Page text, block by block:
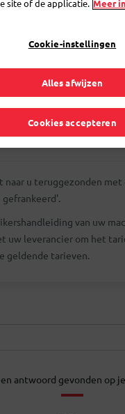
nog met
naar u teruggezonden met
van uw
uw leverancier om het
geldende tarieven.
antwoord gevonden op
site of de applicatie. Meer
Cookie-instellingen
Alles afwijzen
Cookies accepteren